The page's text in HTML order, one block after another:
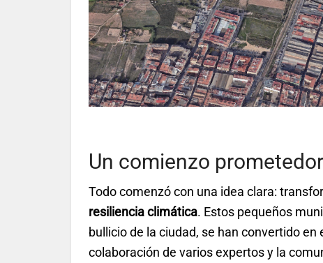
Un comienzo prometedor
Todo comenzó con una idea clara:
resiliencia climática. Estos pequeños
bullicio de la ciudad, se han convertido
colaboración de varios expertos y la